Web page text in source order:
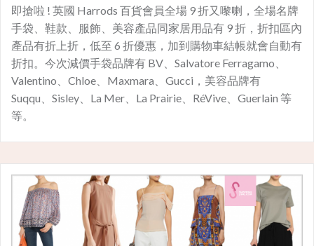
即搶啦 ! 英國 Harrods 百貨會員全場 9 折又嚟喇，全場名牌
手袋、鞋款、服飾、美容產品同家居用品有 9 折，折扣區內
產品有折上折，低至 6 折優惠，加到購物車結帳就會自動有
折扣。今次減價手袋品牌有 BV、Salvatore Ferragamo、
Valentino、Chloe、Maxmara、Gucci，美容品牌有
Suqqu、Sisley、La Mer、La Prairie、RéVive、Guerlain 等
等。